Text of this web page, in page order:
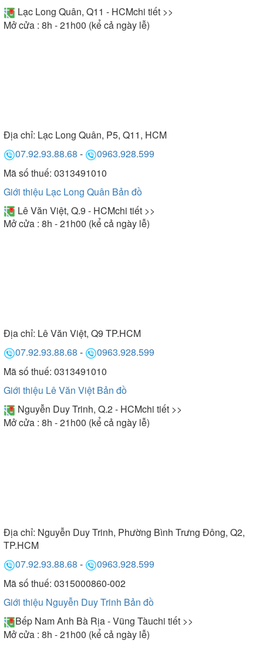
Lạc Long Quân, Q11 - HCMchi tiết >>
Mở cửa : 8h - 21h00 (kể cả ngày lễ)
Địa chỉ: Lạc Long Quân, P5, Q11, HCM
07.92.93.88.68 -
0963.928.599
Mã số thuế: 0313491010
Giới thiệu Lạc Long Quân Bản đồ
Lê Văn Việt, Q.9 - HCMchi tiết >>
Mở cửa : 8h - 21h00 (kể cả ngày lễ)
Địa chỉ: Lê Văn Việt, Q9 TP.HCM
07.92.93.88.68 -
0963.928.599
Mã số thuế: 0313491010
Giới thiệu Lê Văn Việt Bản đồ
Nguyễn Duy Trinh, Q.2 - HCMchi tiết >>
Mở cửa : 8h - 21h00 (kể cả ngày lễ)
Địa chỉ: Nguyễn Duy Trinh, Phường Bình Trưng Đông, Q2,
TP.HCM
07.92.93.88.68 -
0963.928.599
Mã số thuế: 0315000860-002
Giới thiệu Nguyễn Duy Trinh Bản đồ
Bếp Nam Anh Bà Rịa - Vũng Tàuchi tiết >>
Mở cửa : 8h - 21h00 (kể cả ngày lễ)